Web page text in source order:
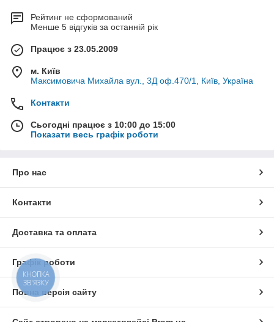
Рейтинг не сформований
Менше 5 відгуків за останній рік
Працює з 23.05.2009
м. Київ
Максимовича Михайла вул., 3Д оф.470/1, Київ, Україна
Контакти
Сьогодні працює з 10:00 до 15:00
Показати весь графік роботи
Про нас
Контакти
Доставка та оплата
Графік роботи
Повна версія сайту
КНОПКА
ЗВ'ЯЗКУ